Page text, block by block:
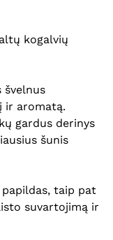
kogalvių
švelnus
ir aromatą.
gardus derinys
šunis
taip pat
suvartojimą ir